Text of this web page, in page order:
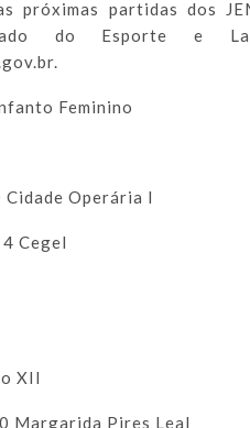
próximas partidas dos
do Esporte e
Feminino
Operária I
Cegel
XII
Margarida Pires Leal